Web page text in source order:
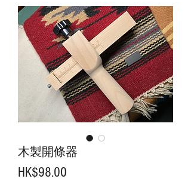
木製開條器
HK$98.00